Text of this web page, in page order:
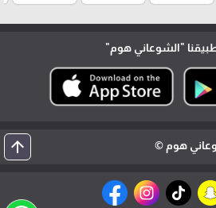
"الشوعاني هوم"
هوم © arrow_upward